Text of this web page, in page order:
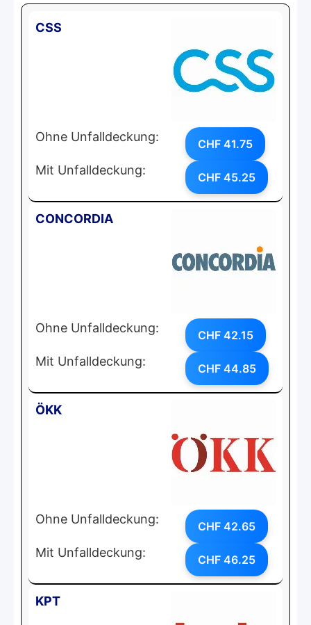
CSS
Ohne Unfalldeckung: CHF 41.75
Mit Unfalldeckung: CHF 45.25
CONCORDIA
Ohne Unfalldeckung: CHF 42.15
Mit Unfalldeckung: CHF 44.85
ÖKK
Ohne Unfalldeckung: CHF 42.65
Mit Unfalldeckung: CHF 46.25
KPT